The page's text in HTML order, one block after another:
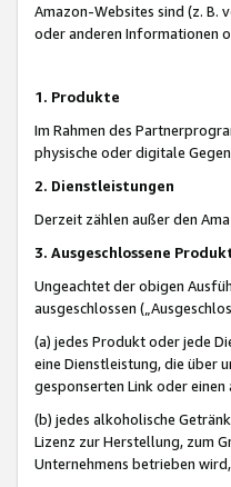
Amazon-Websites sind (z. B.
oder anderen Informationen
1. Produkte
Im Rahmen des
physische oder digitale
2. Dienstleistungen
Derzeit zählen außer den
3. Ausgeschlossene
Ungeachtet der obigen
ausgeschlossen
(a) jedes Produkt oder jede
eine Dienstleistung, die über
gesponserten Link oder
(b) jedes alkoholische
Lizenz zur Herstellung, zum
Unternehmens betrieben wird,